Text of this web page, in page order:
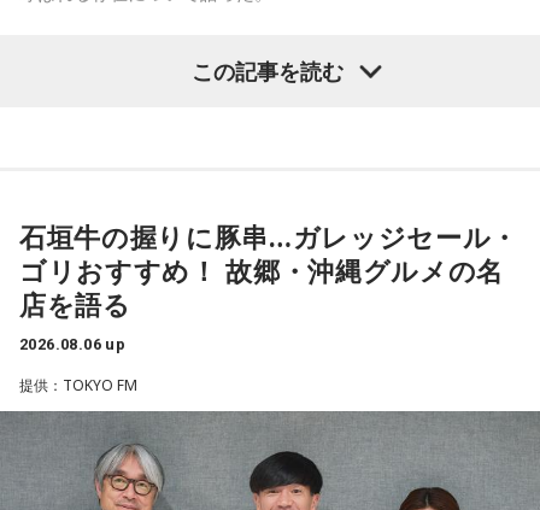
「551の豚まんがあるとき？ ないとき？」っていうCMがある
リスナーちゃんはそのことを言ってくれていて、それも楽し
かった！ 私も大阪に行く前から「みんなでやれたら楽しいだ
ろうな」と思っていたから、そういうこともできて楽しかっ
たですね！ 来てくれてありがとう！
この日の放送をradikoタイムフリーで聴く
※放送エリア外の方は、プレミアム会員の登録でご利用いた
だけます。
----------------------------------------------------
鈴木敏夫（文化放送解説委員）
「福岡県議会で浮上した、議
長ポストをめぐる現金授受疑惑です。その渦中にいる藏内勇
常井健一「『ドン』はスペイン語に由来する外来語です。ボ
スよりもさらにスケールの大きな権力者を示す言葉として定
着しました。いま、ドンとして注目されるのが福岡県議会の
藏内議長。福岡県内には一昔前から『福岡三国志』という言
葉がありまして。現在は麻生太郎さん、武田良太さん、そし
て藏内さんが熾烈な権力闘争を繰り広げています」
「藏内さんだけ県議、ということですね」
この記事を読む
石垣牛の握りに豚串…ガレッジセール・
ゴリおすすめ！ 故郷・沖縄グルメの名
店を語る
2026.08.06 up
提供：TOKYO FM